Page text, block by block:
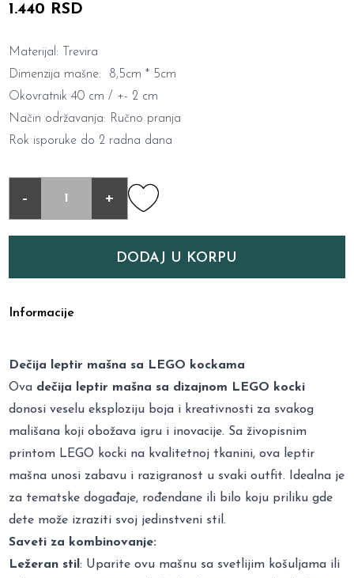
1.440 RSD
Materijal: Trevira
Dimenzija mašne: 8,5cm * 5cm
Okovratnik 40 cm / +- 2 cm
Način održavanja: Ručno pranja
Rok isporuke do 2 radna dana
- +
DODAJ U KORPU
Informacije
Dečija leptir mašna sa LEGO kockama
Ova dečija leptir mašna sa dizajnom LEGO kocki
donosi veselu eksploziju boja i kreativnosti za svakog
mališana koji obožava igru i inovacije. Sa živopisnim
printom LEGO kocki na kvalitetnoj tkanini, ova leptir
mašna unosi zabavu i razigranost u svaki outfit. Idealna je
za tematske događaje, rođendane ili bilo koju priliku gde
dete može izraziti svoj jedinstveni stil.
Saveti za kombinovanje:
Ležeran stil: Uparite ovu mašnu sa svetlijim košuljama ili